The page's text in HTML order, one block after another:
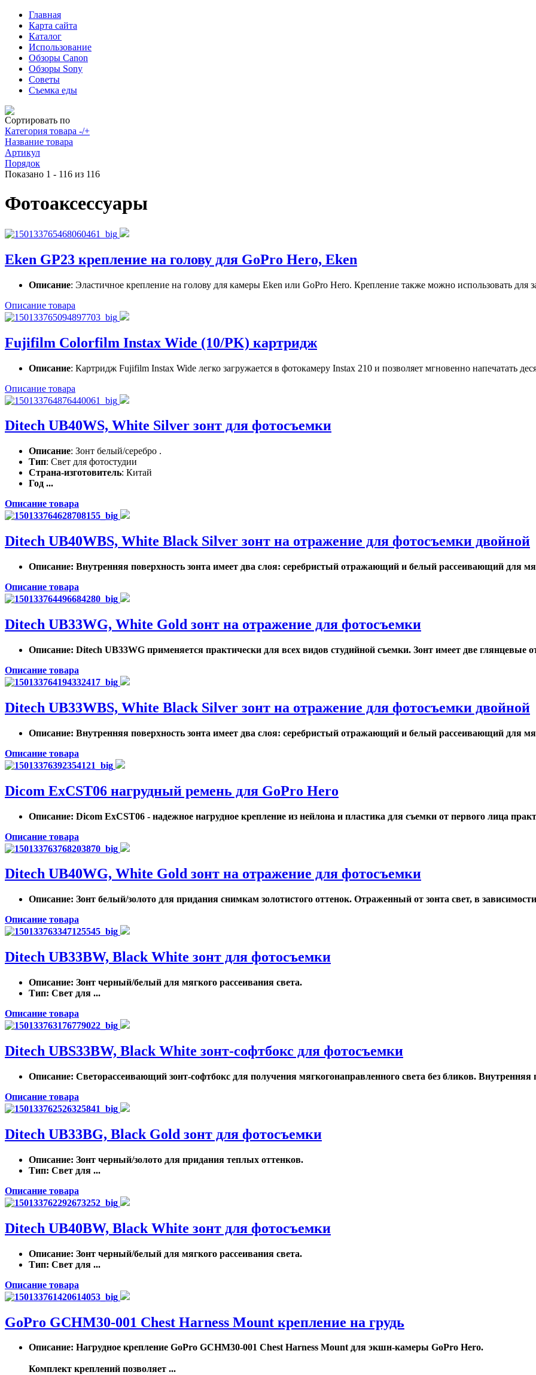
Главная
Карта сайта
Каталог
Использование
Обзоры Canon
Обзоры Sony
Советы
Съемка еды
Сортировать по
Категория товара -/+
Название товара
Артикул
Порядок
Показано 1 - 116 из 116
Фотоаксессуары
Eken GP23 крепление на голову для GoPro Hero, Eken
Описание: Эластичное крепление на голову для камеры Eken или GoPro Hero. Крепление также можно использовать для
Описание товара
Fujifilm Colorfilm Instax Wide (10/PK) картридж
Описание: Картридж Fujifilm Instax Wide легко загружается в фотокамеру Instax 210 и позволяет мгновенно напечатать
Описание товара
Ditech UB40WS, White Silver зонт для фотосъемки
Описание: Зонт белый/серебро .
Тип: Свет для фотостудии
Страна-изготовитель: Китай
Год ...
Описание товара
Ditech UB40WBS, White Black Silver зонт на отражение для фотосъемки двойной
Описание: Внутренняя поверхность зонта имеет два слоя: серебристый отражающий и белый рассеивающий для
Описание товара
Ditech UB33WG, White Gold зонт на отражение для фотосъемки
Описание: Ditech UB33WG применяется практически для всех видов студийной съемки. Зонт имеет две глянцевые
Описание товара
Ditech UB33WBS, White Black Silver зонт на отражение для фотосъемки двойной
Описание: Внутренняя поверхность зонта имеет два слоя: серебристый отражающий и белый рассеивающий для
Описание товара
Dicom ExCST06 нагрудный ремень для GoPro Hero
Описание: Dicom ExCST06 - надежное нагрудное крепление из нейлона и пластика для съемки от первого лица
Описание товара
Ditech UB40WG, White Gold зонт на отражение для фотосъемки
Описание: Зонт белый/золото для придания снимкам золотистого оттенок. Отраженный от зонта свет, в
Описание товара
Ditech UB33BW, Black White зонт для фотосъемки
Описание: Зонт черный/белый для мягкого рассеивания света.
Тип: Свет для ...
Описание товара
Ditech UBS33BW, Black White зонт-софтбокс для фотосъемки
Описание: Светорассеивающий зонт-софтбокс для получения мягкогонаправленного света без бликов. Внутренняя
Описание товара
Ditech UB33BG, Black Gold зонт для фотосъемки
Описание: Зонт черный/золото для придания теплых оттенков.
Тип: Свет для ...
Описание товара
Ditech UB40BW, Black White зонт для фотосъемки
Описание: Зонт черный/белый для мягкого рассеивания света.
Тип: Свет для ...
Описание товара
GoPro GCHM30-001 Chest Harness Mount крепление на грудь
Описание: Нагрудное крепление GoPro GCHM30-001 Chest Harness Mount для экшн-камеры GoPro Hero.
Комплект креплений позволяет ...